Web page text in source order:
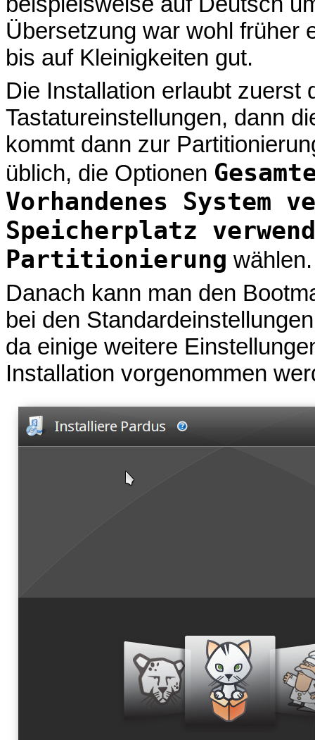
Übersetzung war wohl früher
bis auf Kleinigkeiten gut.
Die Installation erlaubt zuerst
Tastatureinstellungen, dann
kommt dann zur
üblich, die Optionen
Vorhandenes System
Speicherplatz
Partitionierung wählen.
Danach kann man den
bei den
da einige weitere
Installation vorgenommen